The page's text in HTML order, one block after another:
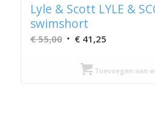
Lyle & Scott LYLE &
swimshort
€55,00 Oorspronkelijke
was:
€41,25Huidige
is:
Toevoegen aan